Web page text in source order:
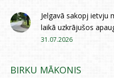
Jelgavā sakopj ietvju
laikā uzkrājušos
31.07.2026
BIRKU MĀKONIS